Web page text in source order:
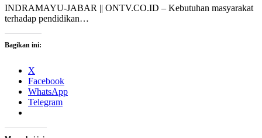
INDRAMAYU-JABAR || ONTV.CO.ID – Kebutuhan masyarakat
terhadap pendidikan…
Bagikan ini:
X
Facebook
WhatsApp
Telegram